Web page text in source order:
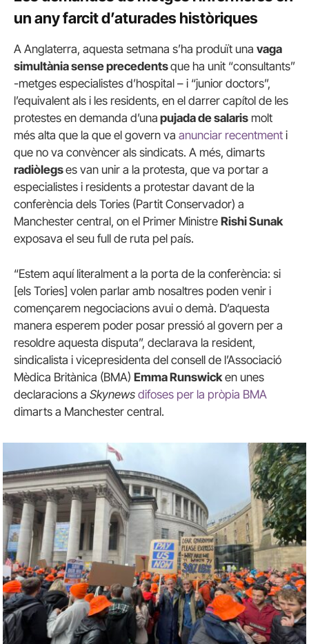
un any farcit d’aturades històriques
A Anglaterra, aquesta setmana s’ha produït una vaga
simultània sense precedentsque ha unit “consultants”
-metges especialistes d’hospital – i “junior doctors”,
l’equivalent als i les residents, en el darrer capítol de les
protestes en demanda d’una pujada de salaris molt
més alta que la que el govern va anunciar recentment i
que no va convèncer als sindicats. A més, dimarts
radiòlegses van unir a la protesta, que va portar a
especialistes i residents a protestar davant de la
conferència dels Tories (Partit Conservador) a
Manchester central, on el Primer Ministre Rishi Sunak
exposava el seu full de ruta pel país.
“Estem aquí literalment a la porta de la conferència: si
[els Tories] volen parlar amb nosaltres poden venir i
començarem negociacions avui o demà. D’aquesta
manera esperem poder posar pressió al govern per a
resoldre aquesta disputa”, declarava la resident,
sindicalista i vicepresidenta del consell de l’Associació
Mèdica Britànica (BMA) Emma Runswicken unes
declaracions a Skynews difoses per la pròpia BMA
dimarts a Manchester central.